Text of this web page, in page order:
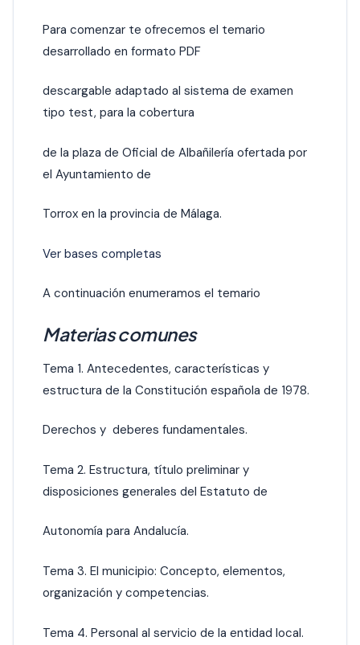
Para comenzar te ofrecemos el temario
desarrollado en formato PDF
descargable adaptado al sistema de examen
tipo test, para la cobertura
de la plaza de Oficial de Albañilería ofertada por
el Ayuntamiento de
Torrox en la provincia de Málaga.
Ver bases completas
A continuación enumeramos el temario
Materias comunes
Tema 1. Antecedentes, características y
estructura de la Constitución española de 1978.
Derechos y deberes fundamentales.
Tema 2. Estructura, título preliminar y
disposiciones generales del Estatuto de
Autonomía para Andalucía.
Tema 3. El municipio: Concepto, elementos,
organización y competencias.
Tema 4. Personal al servicio de la entidad local.